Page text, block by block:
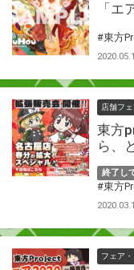
「エ
#東方
店舗フ
東方
ら、
終了し
#東方
フェア